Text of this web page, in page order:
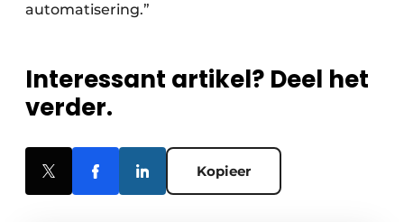
automatisering.”
Interessant artikel? Deel het
verder.
Kopieer